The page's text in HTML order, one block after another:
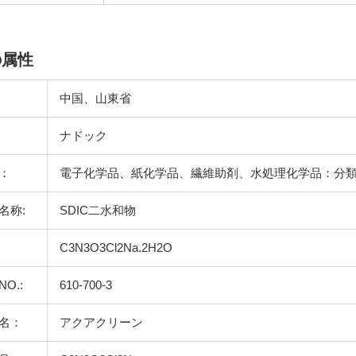
性
中国、山東省
ナドック
電子化学品、紙化学品、繊維助剤、水処理化学品：分
称: SDIC二水和物
C3N3O3Cl2Na.2H2O
610-700-3
： アクアクリーン